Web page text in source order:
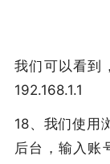
我们可以看到
192.168.1.1
18、我们使用
后台，输入账